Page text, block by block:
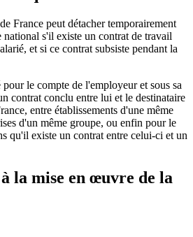
France peut détacher temporairement
national s'il existe un contrat de travail
et si ce contrat subsiste pendant la
le compte de l'employeur et sous sa
contrat conclu entre lui et le destinataire
entre établissements d'une même
d'un même groupe, ou enfin pour le
qu'il existe un contrat entre celui-ci et un
la mise en œuvre de la